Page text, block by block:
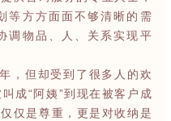
等方方面面不够清晰的需
调物品、人、关系实现平
但却受到了很多人的欢
成“阿姨”到现在被客户成
仅是尊重，更是对收纳是